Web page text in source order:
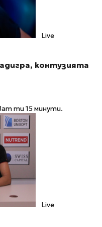
Live
контузията
ти 15 минути.
Live